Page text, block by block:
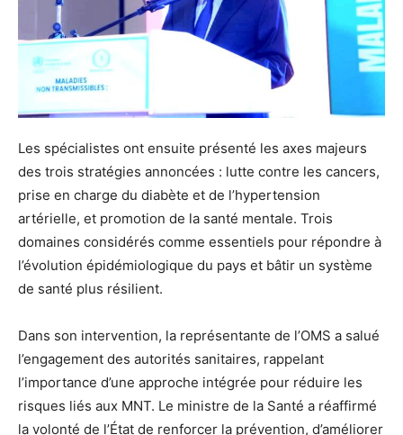
Les spécialistes ont ensuite présenté les axes majeurs
des trois stratégies annoncées : lutte contre les cancers,
prise en charge du diabète et de l’hypertension
artérielle, et promotion de la santé mentale. Trois
domaines considérés comme essentiels pour répondre à
l’évolution épidémiologique du pays et bâtir un système
de santé plus résilient.
Dans son intervention, la représentante de l’OMS a salué
l’engagement des autorités sanitaires, rappelant
l’importance d’une approche intégrée pour réduire les
risques liés aux MNT. Le ministre de la Santé a réaffirmé
la volonté de l’État de renforcer la prévention, d’améliorer